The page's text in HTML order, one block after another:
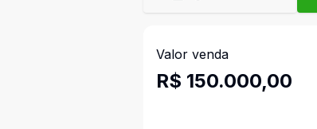
Valor venda
R$ 150.000,00